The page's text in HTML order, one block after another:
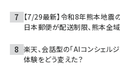
【7/29最新】令和8年熊本地震
日本郵便が配送制限、熊本全
楽天、会話型の「AIコンシェル
体験をどう変えた？